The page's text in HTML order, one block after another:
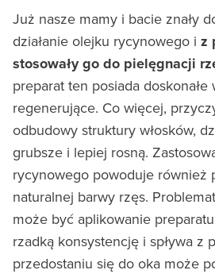
Już nasze mamy i bacie znały
działanie olejku rycynowego i z
stosowały go do pielęgnacji
preparat ten posiada doskonałe
regenerujące. Co więcej,
odbudowy struktury włosków,
grubsze i lepiej rosną.
rycynowego powoduje również
naturalnej barwy rzęs.
może być aplikowanie
rzadką konsystencję i spływa z
przedostaniu się do oka może